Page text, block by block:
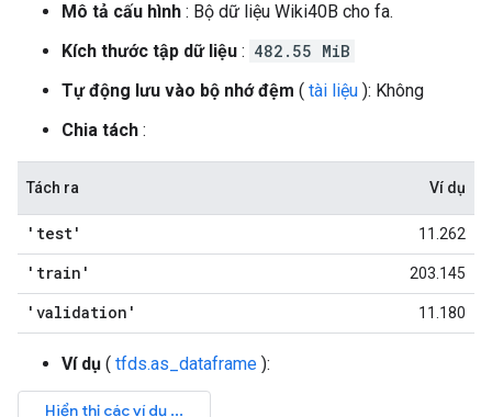
Mô tả cấu hình : Bộ dữ liệu Wiki40B cho fa.
Kích thước tập dữ liệu : 482.55 MiB
Tự động lưu vào bộ nhớ đệm ( tài liệu ): Không
Chia tách :
Tách ra Ví dụ
'test' 11.262
'train' 203.145
'validation' 11.180
Ví dụ ( tfds.as_dataframe ):